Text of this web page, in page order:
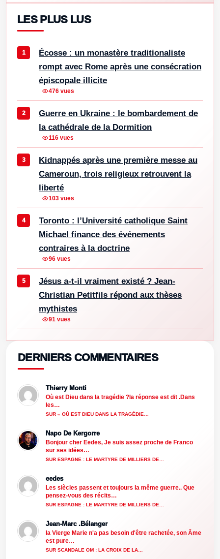
LES PLUS LUS
Écosse : un monastère traditionaliste
rompt avec Rome après une consécration
épiscopale illicite
476 vues
Guerre en Ukraine : le bombardement de
la cathédrale de la Dormition
116 vues
Kidnappés après une première messe au
Cameroun, trois religieux retrouvent la
liberté
103 vues
Toronto : l’Université catholique Saint
Michael finance des événements
contraires à la doctrine
96 vues
Jésus a-t-il vraiment existé ? Jean-
Christian Petitfils répond aux thèses
mythistes
91 vues
DERNIERS COMMENTAIRES
Thierry Monti
Où est Dieu dans la tragédie ?la réponse est dit .Dans
les…
SUR « OÙ EST DIEU DANS LA TRAGÉDIE…
Napo De Kergorre
Bonjour cher Eedes, Je suis assez proche de Franco
sur ses idées…
SUR ESPAGNE : LE MARTYRE DE MILLIERS DE…
eedes
Les siècles passent et toujours la même guerre.. Que
pensez-vous des récits…
SUR ESPAGNE : LE MARTYRE DE MILLIERS DE…
Jean-Marc .Bélanger
la Vierge Marie n'a pas besoin d'être rachetée, son Âme
est pure…
SUR SCANDALE OM : LA CROIX DE LA…